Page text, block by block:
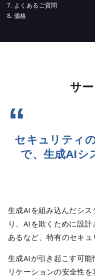
よくあるご質問
価格
サ
セキュリティ
で、生成AIシ
生成AIを組み込んだシ
り、AIを欺くために設
あるなど、特有のセキュ
生成AIが引き起こす可
リケーションの安全性